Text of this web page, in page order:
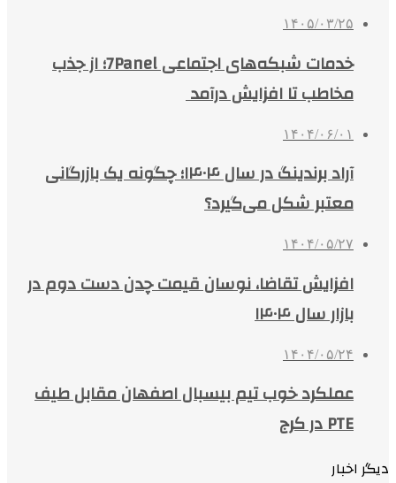
۱۴۰۵/۰۳/۲۵
خدمات شبکه‌های اجتماعی 7Panel؛ از جذب
مخاطب تا افزایش درآمد
۱۴۰۴/۰۶/۰۱
آراد برندینگ در سال ۱۴۰۴؛ چگونه یک بازرگانی
معتبر شکل می‌گیرد؟
۱۴۰۴/۰۵/۲۷
افزایش تقاضا، نوسان قیمت چدن دست دوم در
بازار سال ۱۴۰۴
۱۴۰۴/۰۵/۲۴
عملکرد خوب تیم بیسبال اصفهان مقابل طیف
PTE در کرج
دیگر اخبار